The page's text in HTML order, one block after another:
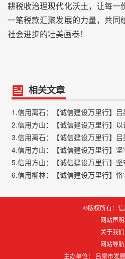
耕税收治理现代化沃土，让每一
一笔税款汇聚发展的力量，共同
社会进步的壮美画卷！
相关文章
©版权所有：
网站声明
关于我们
网站导航
主办单位： 吕梁市发